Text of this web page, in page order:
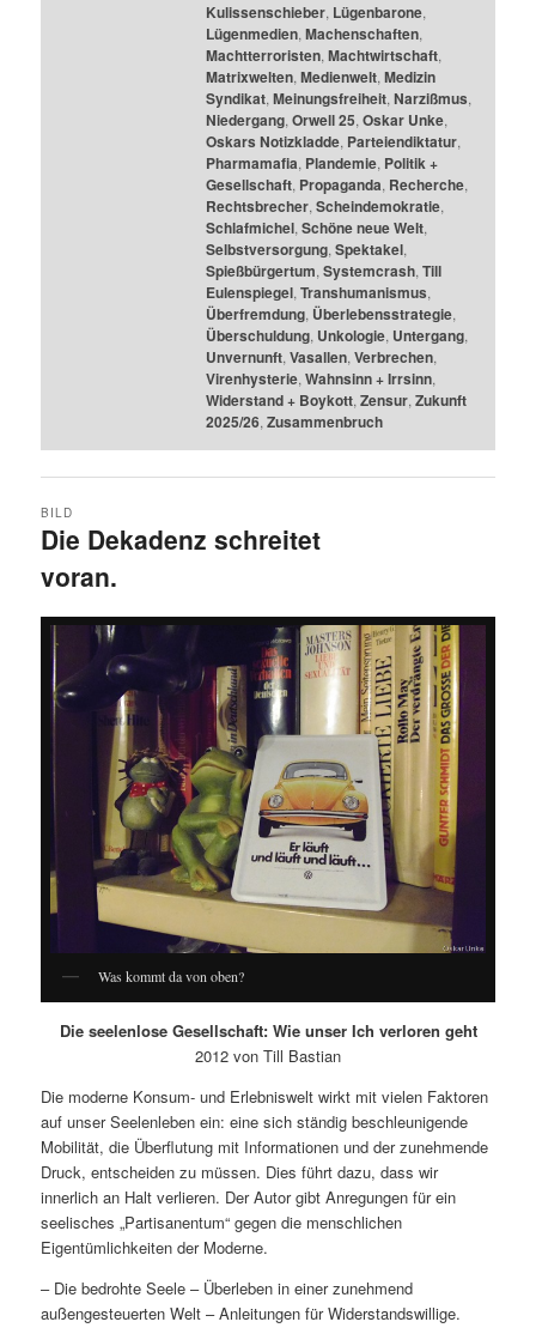
Kulissenschieber, Lügenbarone,
Lügenmedien, Machenschaften,
Machtterroristen, Machtwirtschaft,
Matrixwelten, Medienwelt, Medizin
Syndikat, Meinungsfreiheit, Narzißmus,
Niedergang, Orwell 25, Oskar Unke,
Oskars Notizkladde, Parteiendiktatur,
Pharmamafia, Plandemie, Politik +
Gesellschaft, Propaganda, Recherche,
Rechtsbrecher, Scheindemokratie,
Schlafmichel, Schöne neue Welt,
Selbstversorgung, Spektakel,
Spießbürgertum, Systemcrash, Till
Eulenspiegel, Transhumanismus,
Überfremdung, Überlebensstrategie,
Überschuldung, Unkologie, Untergang,
Unvernunft, Vasallen, Verbrechen,
Virenhysterie, Wahnsinn + Irrsinn,
Widerstand + Boykott, Zensur, Zukunft
2025/26, Zusammenbruch
Die Dekadenz schreitet
voran.
BILD
Was kommt da von oben?
Die seelenlose Gesellschaft: Wie unser Ich verloren geht
2012 von Till Bastian
Die moderne Konsum- und Erlebniswelt wirkt mit vielen Faktoren
auf unser Seelenleben ein: eine sich ständig beschleunigende
Mobilität, die Überflutung mit Informationen und der zunehmende
Druck, entscheiden zu müssen. Dies führt dazu, dass wir
innerlich an Halt verlieren. Der Autor gibt Anregungen für ein
seelisches „Partisanentum“ gegen die menschlichen
Eigentümlichkeiten der Moderne.
– Die bedrohte Seele – Überleben in einer zunehmend
außengesteuerten Welt – Anleitungen für Widerstandswillige.